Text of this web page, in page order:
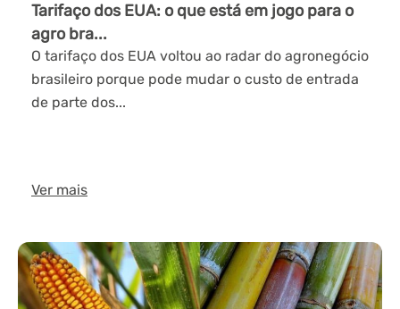
Tarifaço dos EUA: o que está em jogo para o
agro bra...
O tarifaço dos EUA voltou ao radar do agronegócio
brasileiro porque pode mudar o custo de entrada
de parte dos...
Ver mais